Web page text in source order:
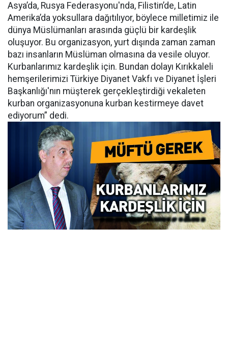
Asya’da, Rusya Federasyonu'nda, Filistin’de, Latin
Amerika’da yoksullara dağıtılıyor, böylece milletimiz ile
dünya Müslümanları arasında güçlü bir kardeşlik
oluşuyor. Bu organizasyon, yurt dışında zaman zaman
bazı insanların Müslüman olmasına da vesile oluyor.
Kurbanlarımız kardeşlik için. Bundan dolayı Kırıkkaleli
hemşerilerimizi Türkiye Diyanet Vakfı ve Diyanet İşleri
Başkanlığı'nın müşterek gerçekleştirdiği vekaleten
kurban organizasyonuna kurban kestirmeye davet
ediyorum” dedi.